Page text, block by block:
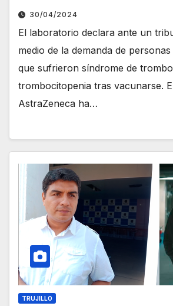
30/04/2024
El laboratorio declara ante un
medio de la demanda de
que sufrieron síndrome de
trombocitopenia tras vacunarse.
AstraZeneca ha…
TRUJILLO